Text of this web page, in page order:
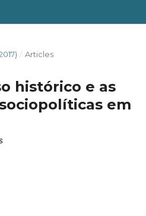
/ Articles
histórico e as
em